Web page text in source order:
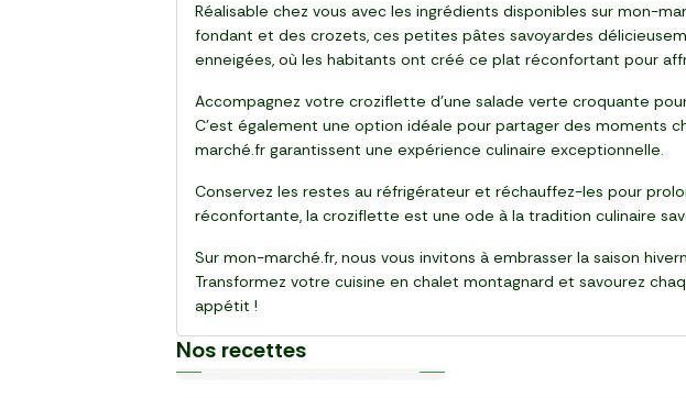
Réalisable chez vous avec les ingrédients disponibles sur mon-
fondant et des crozets, ces petites pâtes savoyardes
enneigées, où les habitants ont créé ce plat réconfortant pour
Accompagnez votre croziflette d'une salade verte croquante
C'est également une option idéale pour partager des moments
marché.fr garantissent une expérience culinaire exceptionnelle.
Conservez les restes au réfrigérateur et réchauffez-les pour
réconfortante, la croziflette est une ode à la tradition culinaire
Sur mon-marché.fr, nous vous invitons à embrasser la saison
Transformez votre cuisine en chalet montagnard et savourez
appétit !
Nos recettes